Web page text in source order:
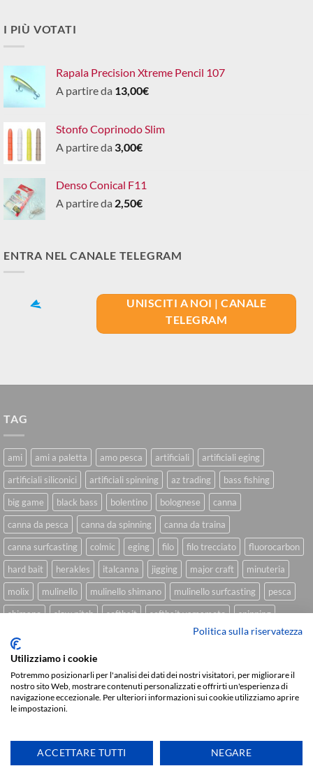
I PIÙ VOTATI
Rapala Precision Xtreme Pencil 107
A partire da 13,00€
Stonfo Coprinodo Slim
A partire da 3,00€
Denso Conical F11
A partire da 2,50€
ENTRA NEL CANALE TELEGRAM
UNISCITI A NOI | CANALE
TELEGRAM
TAG
ami ami a paletta amo pesca artificiali
artificiali eging
artificiali siliconici
artificiali spinning az trading
bass fishing
big game
black bass bolentino bolognese
canna
canna da pesca
canna da spinning
canna da traina
canna surfcasting
colmic eging filo filo trecciato
fluorocarbon
hard bait
herakles italcanna jigging major craft
minuteria
molix
mulinello mulinello shimano mulinello surfcasting
pesca
shimano
slow pitch softbait softbait yamamoto
spinning
spinning inshore
trecciato trolling tubertini
Sviluppato daWe Blink Design
Delivery
CHI SIAMO BLOG FAQ CONTATTI
Copyright 2026 © IlMaestralePesca.it
Politica sulla riservatezza
Utilizziamo i cookie
Potremmo posizionarli per l'analisi dei dati dei nostri visitatori, per migliorare il
nostro sito Web, mostrare contenuti personalizzati e offrirti un'esperienza di
navigazione eccezionale. Per ulteriori informazioni sui cookie utilizziamo aprire
le impostazioni.
ACCETTARE TUTTI NEGARE